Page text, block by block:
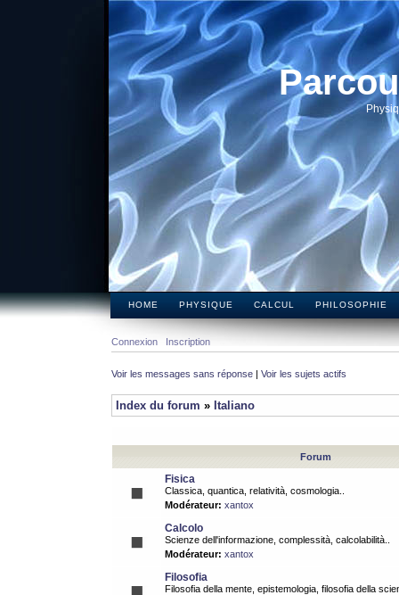
HOME PHYSIQUE CALCUL PHILOSOPHIE
Connexion Inscription
Voir les messages sans réponse | Voir les sujets actifs
Index du forum » Italiano
Forum
Fisica
Classica, quantica, relatività, cosmologia..
Modérateur: xantox
Calcolo
Scienze dell'informazione, complessità, calcolabilità..
Modérateur: xantox
Filosofia
Filosofia della mente, epistemologia, filosofia della